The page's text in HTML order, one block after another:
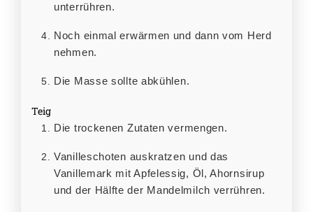
unterrühren.
Noch einmal erwärmen und dann vom Herd
nehmen.
Die Masse sollte abkühlen.
Teig
Die trockenen Zutaten vermengen.
Vanilleschoten auskratzen und das
Vanillemark mit Apfelessig, Öl, Ahornsirup
und der Hälfte der Mandelmilch verrühren.